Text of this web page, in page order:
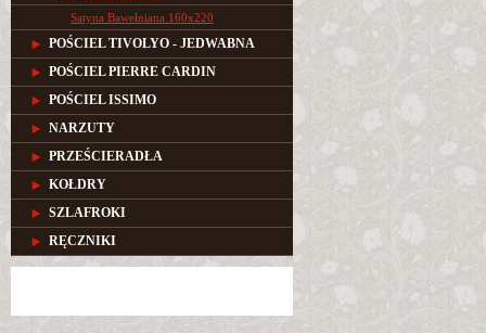
Satyna Bawełniana 160x220
POŚCIEL TIVOLYO - JEDWABNA
POŚCIEL PIERRE CARDIN
POŚCIEL ISSIMO
NARZUTY
PRZEŚCIERADŁA
KOŁDRY
SZLAFROKI
RĘCZNIKI